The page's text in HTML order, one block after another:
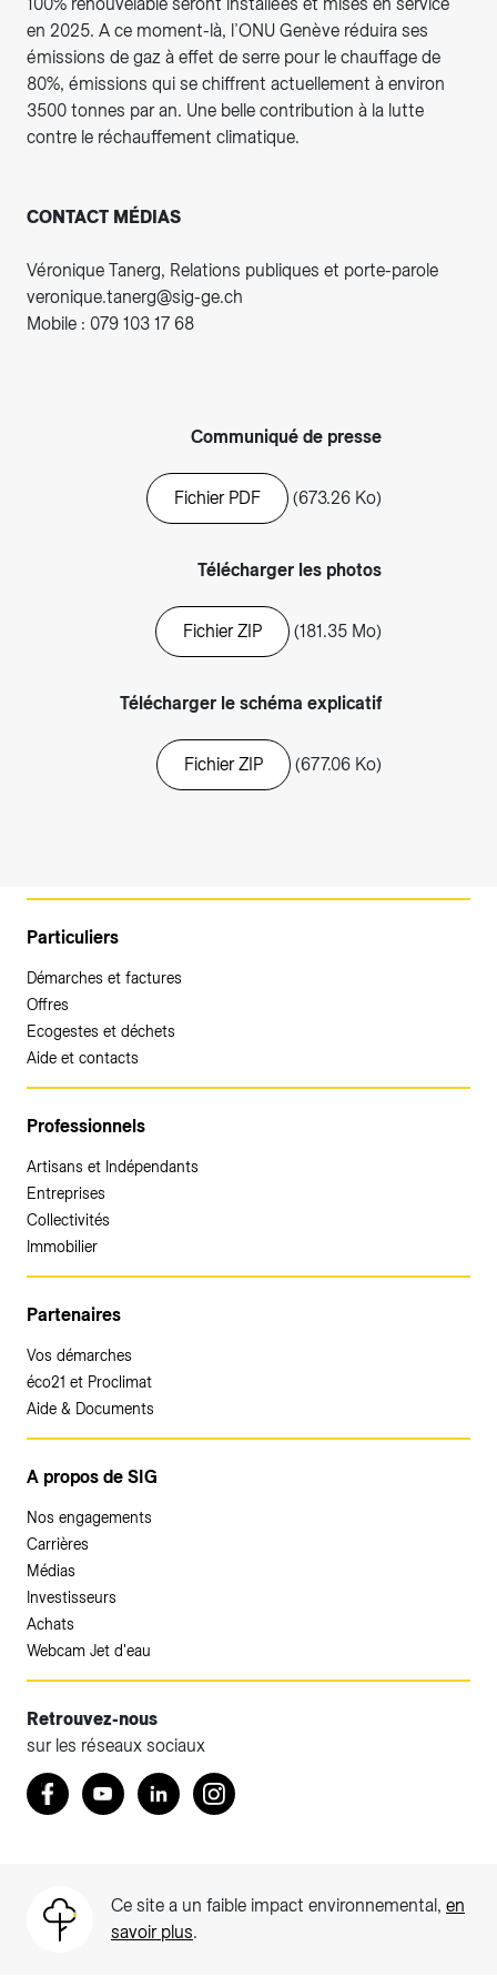
en 2025. A ce moment-là, l’ONU Genève réduira ses
émissions de gaz à effet de serre pour le chauffage de
80%, émissions qui se chiffrent actuellement à environ
3500 tonnes par an. Une belle contribution à la lutte
contre le réchauffement climatique.
CONTACT MÉDIAS
Véronique Tanerg, Relations publiques et porte-parole
veronique.tanerg@sig-ge.ch
Mobile : 079 103 17 68
Communiqué de presse
Fichier PDF (673.26 Ko)
Télécharger les photos
Fichier ZIP (181.35 Mo)
Télécharger le schéma explicatif
Fichier ZIP (677.06 Ko)
Particuliers
Démarches et factures
Offres
Ecogestes et déchets
Aide et contacts
Professionnels
Artisans et Indépendants
Entreprises
Collectivités
Immobilier
Partenaires
Vos démarches
éco21 et Proclimat
Aide & Documents
A propos de SIG
Nos engagements
Carrières
Médias
Investisseurs
Achats
Webcam Jet d'eau
Retrouvez-nous
sur les réseaux sociaux
Retrouvez nous sur Facebook
YoutubeLinkedInInstagram
Ce site a un faible impact environnemental, en
savoir plus.
Accéder à votre espace client SIG.
Votre espace client SIG n'est pas optimisé pour une
Particuliers)